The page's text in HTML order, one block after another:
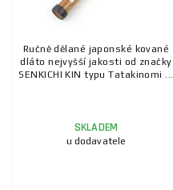
Ručně dělané japonské kované
dláto nejvyšší jakosti od značky
SENKICHI KIN typu Tatakinomi ...
SKLADEM
u dodavatele